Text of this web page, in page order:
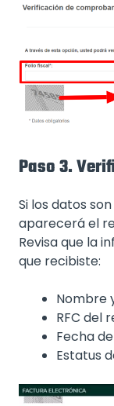
Paso 3.
Si los datos
aparecerá el
Revisa que la
que recibiste:
Nombre
RFC del
Fecha
Estatus